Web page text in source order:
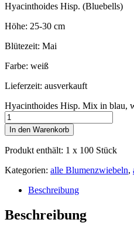
Hyacinthoides Hisp. (Bluebells)
Höhe: 25-30 cm
Blütezeit: Mai
Farbe: weiß
Lieferzeit: ausverkauft
Hyacinthoides Hisp. Mix in blau,
In den Warenkorb
Produkt enthält: 1 x 100 Stück
Kategorien: alle Blumenzwiebeln,
Beschreibung
Beschreibung